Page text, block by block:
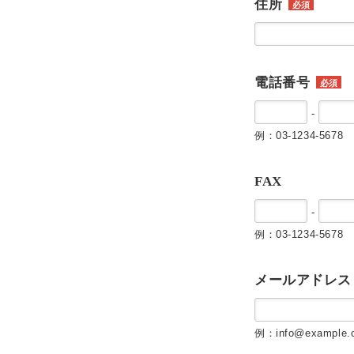
住所 必須
電話番号 必須
-
例：03-1234-5678
FAX
-
例：03-1234-5678
メールアドレス
例：